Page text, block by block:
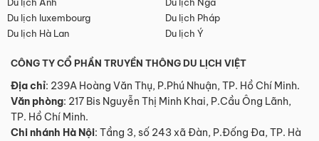
Du lịch luxembourg
Du lịch Pháp
Du lịch Hà Lan
Du lịch Ý
CÔNG TY CỔ PHẦN TRUYỀN THÔNG DU LỊCH VIỆT
Địa chỉ: 239A Hoàng Văn Thụ, P.Phú Nhuận, TP. Hồ Chí Minh.
Văn phòng: 217 Bis Nguyễn Thị Minh Khai, P.Cầu Ông Lãnh,
TP. Hồ Chí Minh.
Chi nhánh Hà Nội: Tầng 3, số 243 xã Đàn, P.Đống Đa, TP. Hà